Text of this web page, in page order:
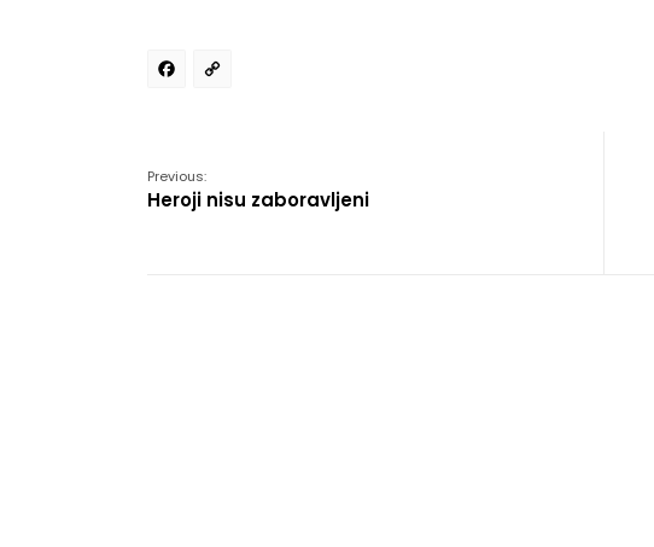
Facebook
Previous:
Heroji nisu zaboravljeni